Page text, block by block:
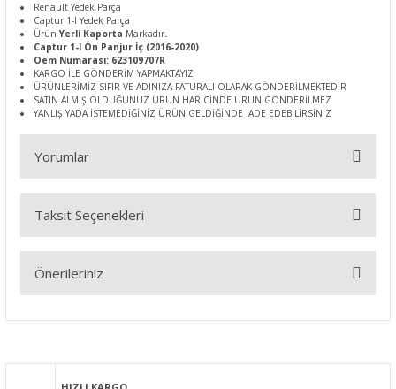
Renault Yedek Parça
Captur 1-I Yedek Parça
ÜrünYerli Kaporta Markadır.
Captur 1-I Ön Panjur İç (2016-2020)
Oem Numarası: 623109707R
KARGO İLE GÖNDERİM YAPMAKTAYIZ
ÜRÜNLERİMİZ SIFIR VE ADINIZA FATURALI OLARAK GÖNDERİLMEKTEDİR
SATIN ALMIŞ OLDUĞUNUZ ÜRÜN HARİCİNDE ÜRÜN GÖNDERİLMEZ
YANLIŞ YADA İSTEMEDİĞİNİZ ÜRÜN GELDİĞİNDE İADE EDEBİLİRSİNİZ
Yorumlar
Bu ürüne ilk yorumu siz yapın!
Taksit Seçenekleri
Önerileriniz
Görüş ve önerileriniz için teşekkür ederiz.
HIZLI KARGO